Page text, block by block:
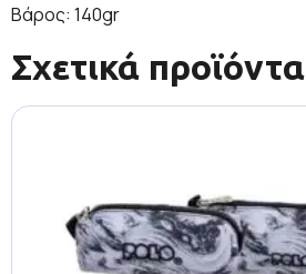
Βάρος: 140gr
Σχετικά προϊόντα